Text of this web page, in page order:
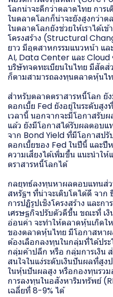
โลกน่าจะดีกว่าตลาดไทย การ
ในตลาดโลกก็น่าจะยังสูงกว่า
ในตลาดโลกยังช่วยให้เราได้เ
โครงสร้าง (Structural
ยาว มีอุตสาหกรรมแนวหน้า แ
AI, Data Center และ Cloud
บริษัทจดทะเบียนในไทย มีสัดส่
ก็ตามสามารถลงทุนตลาดหุ้นไ
สำหรับตลาดตราสารหนี้โลก ยั
ดอกเบี้ย Fed ยังอยู่ในระดับสู
เวลานี้ นอกจากจะมีโอกาสรับ
แล้ว ยังมีโอกาสได้รับผลตอบ
จาก Bond Yield ที่มีโอกาสป
ดอกเบี้ยของ Fed ในปีนี้ และ
ความเสี่ยงได้เพิ่มขึ้น แนะนำใ
ตราสารหนี้โลกได้
กลยุทธ์ลงทุนหาผลตอบแทนส่
สหรัฐฯ ที่น่าจะเติบโตได้ดี จา
การปฏิรูปเชิงโครงสร้าง และก
เศรษฐกิจปรับตัวดีขึ้น ขณะที่ เ
อ่อนค่า จะทำให้ตลาดหุ้นเกิดใ
ของตลาดหุ้นไทย มีโอกาสหา
ต้องเลือกลงทุนในกลุ่มที่ได้ปร
กลุ่มค้าปลีก หรือ กลุ่มการเงิน
สนใจในแง่ระดับเงินปันผลที่สูง
ในหุ้นปันผลสูง หรือกองทุนรว
การลงทุนในอสังหาริมทรัพย์
เฉลี่ยที่ 8-9% ได้